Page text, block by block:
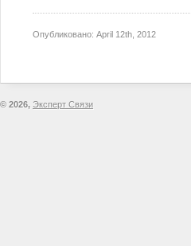
Опубликовано: April 12th, 2012
© 2026, Эксперт Связи